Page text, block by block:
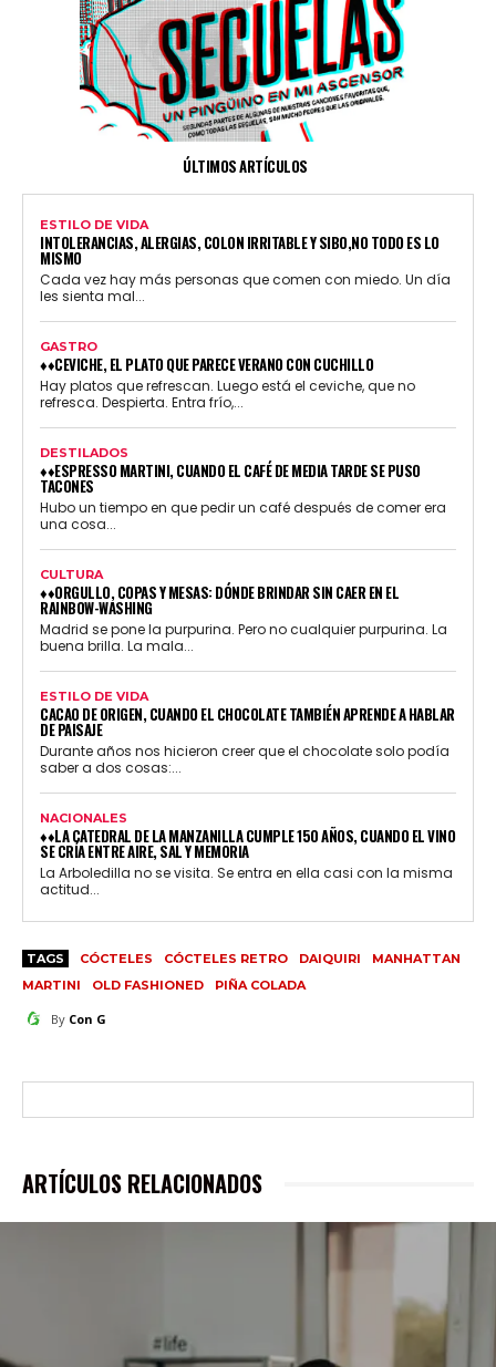
ÚLTIMOS ARTÍCULOS
ESTILO DE VIDA
INTOLERANCIAS, ALERGIAS, COLON IRRITABLE Y SIBO,NO TODO ES LO
MISMO
Cada vez hay más personas que comen con miedo. Un día
les sienta mal...
GASTRO
♦♦CEVICHE, EL PLATO QUE PARECE VERANO CON CUCHILLO
Hay platos que refrescan. Luego está el ceviche, que no
refresca. Despierta. Entra frío,...
DESTILADOS
♦♦ESPRESSO MARTINI, CUANDO EL CAFÉ DE MEDIA TARDE SE PUSO
TACONES
Hubo un tiempo en que pedir un café después de comer era
una cosa...
CULTURA
♦♦ORGULLO, COPAS Y MESAS: DÓNDE BRINDAR SIN CAER EN EL
RAINBOW-WASHING
Madrid se pone la purpurina. Pero no cualquier purpurina. La
buena brilla. La mala...
ESTILO DE VIDA
CACAO DE ORIGEN, CUANDO EL CHOCOLATE TAMBIÉN APRENDE A HABLAR
DE PAISAJE
Durante años nos hicieron creer que el chocolate solo podía
saber a dos cosas:...
NACIONALES
♦♦LA CATEDRAL DE LA MANZANILLA CUMPLE 150 AÑOS, CUANDO EL VINO
SE CRÍA ENTRE AIRE, SAL Y MEMORIA
La Arboledilla no se visita. Se entra en ella casi con la misma
actitud...
TAGS CÓCTELES CÓCTELES RETRO DAIQUIRI
MANHATTAN
MARTINI
OLD FASHIONED PIÑA COLADA
By Con G
ARTÍCULOS RELACIONADOS